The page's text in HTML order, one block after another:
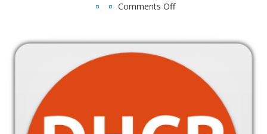
Comments Off
DHCP
Dalam